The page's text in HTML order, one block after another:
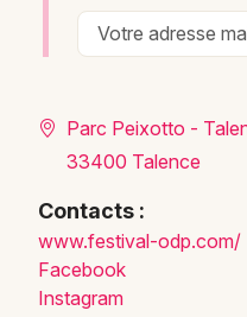
Parc Peixotto -
33400 Talence
Contacts :
www.festival-odp.com/
Facebook
Instagram